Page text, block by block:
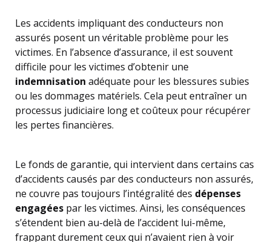
Les accidents impliquant des conducteurs non
assurés posent un véritable problème pour les
victimes. En l’absence d’assurance, il est souvent
difficile pour les victimes d’obtenir une
indemnisation adéquate pour les blessures subies
ou les dommages matériels. Cela peut entraîner un
processus judiciaire long et coûteux pour récupérer
les pertes financières.
Le fonds de garantie, qui intervient dans certains cas
d’accidents causés par des conducteurs non assurés,
ne couvre pas toujours l’intégralité des dépenses
engagées par les victimes. Ainsi, les conséquences
s’étendent bien au-delà de l’accident lui-même,
frappant durement ceux qui n’avaient rien à voir